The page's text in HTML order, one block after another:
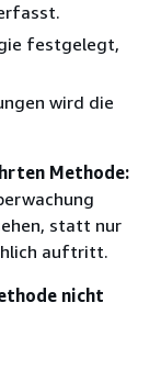
festgelegt,
wird die
Methode:
statt nur
auftritt.
nicht